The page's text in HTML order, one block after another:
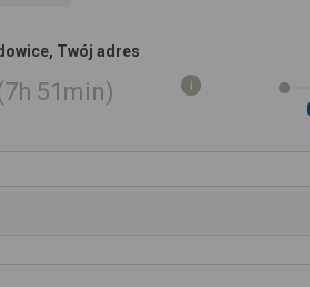
Twój adres
7h 51min